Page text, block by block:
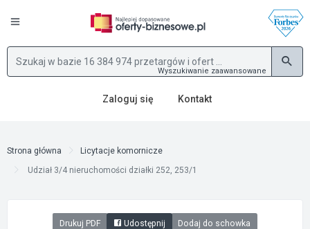
Wyszukiwanie zaawansowane
Zaloguj się Kontakt
Strona główna
Licytacje komornicze
Udział 3/4 nieruchomości działki 252, 253/1
Drukuj PDF Udostępnij Dodaj do schowka